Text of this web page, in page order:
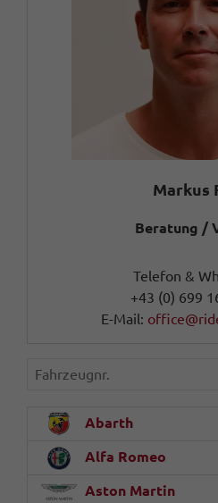
Markus
Beratung /
Telefon &
+43 (0) 699
E-Mail:
Fahrzeugnr.
Abarth
Alfa Romeo
Aston Martin